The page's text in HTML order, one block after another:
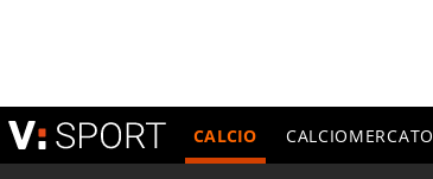
CALCIO CALCIOMERCATO